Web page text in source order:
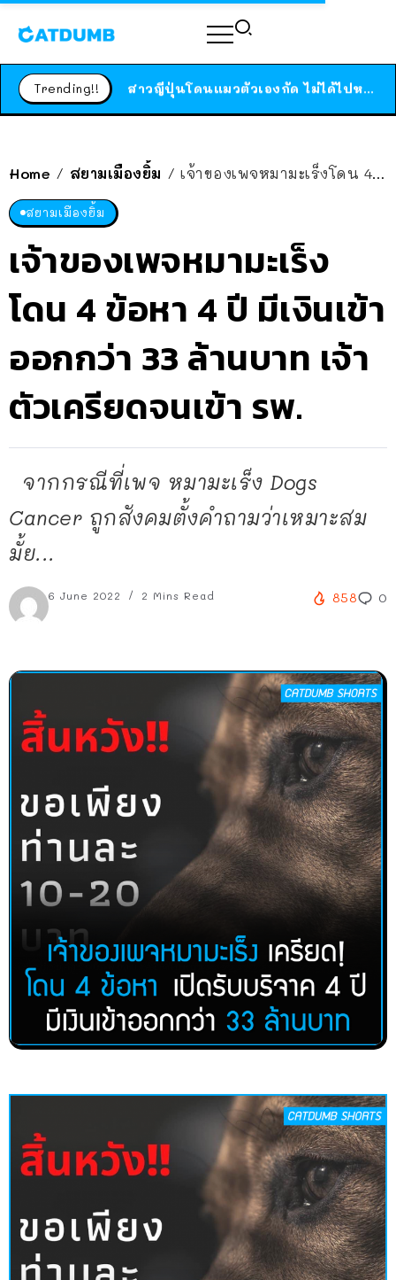
Trending!! ได้เวลาเด็กหนวดรวมตัว RF Online Next เปิดให้เล่นแล้ว เกม Sci-Fi MMORPG ระดับตำนาน เล่นได้ทั้งมือถือและ PC
Home / สยามเมืองยิ้ม / เจ้าของเพจหมามะเร็งโดน 4 ข้อหา 4 ปี มีเงินเข้าออกกว่า 33 ล้านบาท เจ้าตัวเครียดจนเข้า รพ.
สยามเมืองยิ้ม
เจ้าของเพจหมามะเร็ง
โดน 4 ข้อหา 4 ปี มีเงินเข้า
ออกกว่า 33 ล้านบาท เจ้า
ตัวเครียดจนเข้า รพ.
จากกรณีที่เพจ หมามะเร็ง Dogs
Cancer ถูกสังคมตั้งคำถามว่าเหมาะสม
มั้ย...
6 June 2022 2 Mins Read 858 0